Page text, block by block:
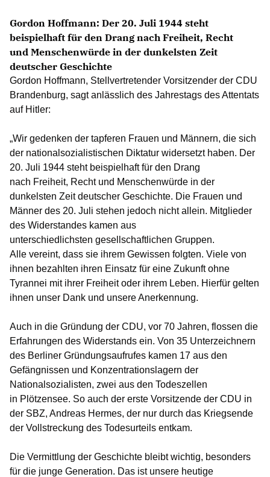
PRESSE
Mitglied werden
Gordon Hoffmann: Der 20. Juli 1944 steht
beispielhaft für den Drang nach Freiheit, Recht
und Menschenwürde in der dunkelsten Zeit
deutscher Geschichte
Gordon Hoffmann, Stellvertretender Vorsitzender der CDU
Brandenburg, sagt anlässlich des Jahrestags des Attentats
auf Hitler:
Wir gedenken der tapferen Frauen und Männern, die sich
der nationalsozialistischen Diktatur widersetzt haben. Der
20. Juli 1944 steht beispielhaft für den Drang
nach Freiheit, Recht und Menschenwürde in der
dunkelsten Zeit deutscher Geschichte. Die Frauen und
Männer des 20. Juli stehen jedoch nicht allein. Mitglieder
des Widerstandes kamen aus
unterschiedlichsten gesellschaftlichen Gruppen.
Alle vereint, dass sie ihrem Gewissen folgten. Viele von
ihnen bezahlten ihren Einsatz für eine Zukunft ohne
Tyrannei mit ihrer Freiheit oder ihrem Leben. Hierfür gelten
ihnen unser Dank und unsere Anerkennung.
Auch in die Gründung der CDU, vor 70 Jahren, flossen die
Erfahrungen des Widerstands ein. Von 35 Unterzeichnern
des Berliner Gründungsaufrufes kamen 17 aus den
Gefängnissen und Konzentrationslagern der
Nationalsozialisten, zwei aus den Todeszellen
in Plötzensee. So auch der erste Vorsitzende der CDU in
der SBZ, Andreas Hermes, der nur durch das Kriegsende
der Vollstreckung des Todesurteils entkam.
Die Vermittlung der Geschichte bleibt wichtig, besonders
für die junge Generation. Das ist unsere heutige